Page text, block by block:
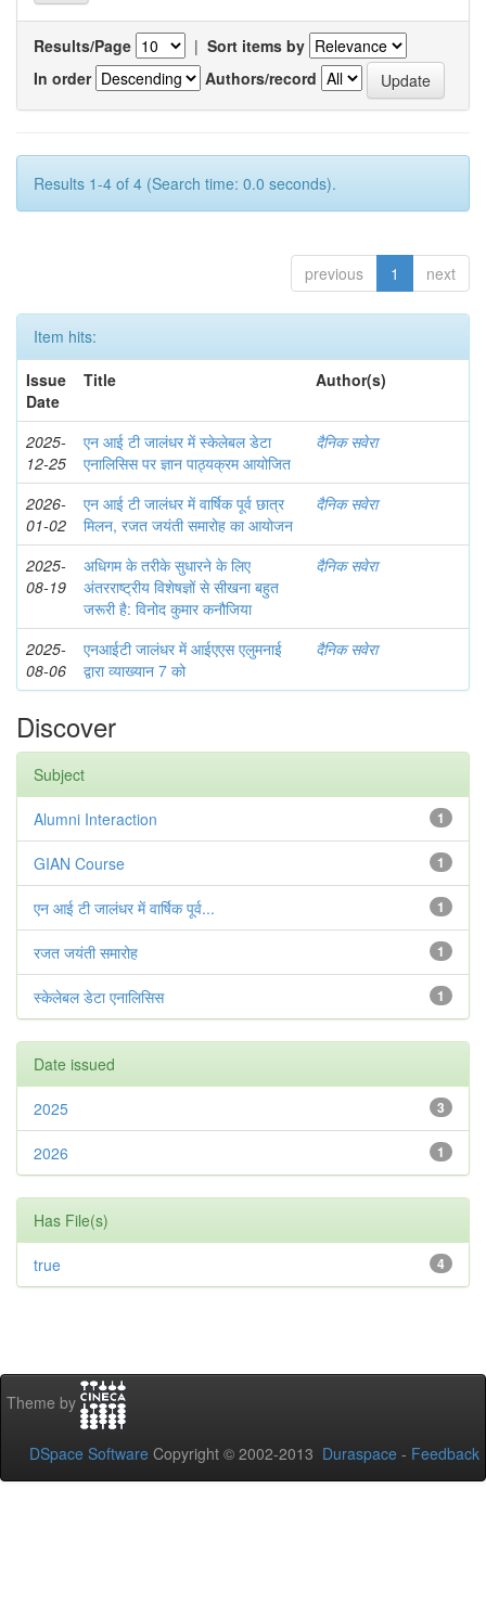
Results/Page | Sort items by
In order
Authors/record
Results 1-4 of 4 (Search time: 0.0 seconds).
previous 1 next
Item hits:
Issue
Date
Title Author(s)
2025-
12-25
एन आई टी जालंधर में स्केलेबल डेटा
एनालिसिस पर ज्ञान पाठ्यक्रम आयोजित
दैनिक सवेरा
2026-
01-02
एन आई टी जालंधर में वार्षिक पूर्व छात्र
मिलन, रजत जयंती समारोह का आयोजन
दैनिक सवेरा
2025-
08-19
अधिगम के तरीके सुधारने के लिए
अंतरराष्ट्रीय विशेषज्ञों से सीखना बहुत
जरूरी है: विनोद कुमार कनौजिया
दैनिक सवेरा
2025-
08-06
एनआईटी जालंधर में आईएएस एलुमनाई
द्वारा व्याख्यान 7 को
दैनिक सवेरा
Discover
Subject
1
Alumni Interaction
1
GIAN Course
1
एन आई टी जालंधर में वार्षिक पूर्व...
1
रजत जयंती समारोह
1
स्केलेबल डेटा एनालिसिस
Date issued
3
2025
1
2026
Has File(s)
4
true
Theme by
DSpace Software Copyright © 2002-2013 Duraspace - Feedback